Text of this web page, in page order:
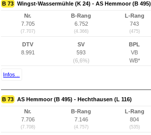
B 73 Wingst-Wassermühle (K 24) - AS Hemmoor (B 495)
Nr.
7.705
(7.707)
B-Rang
6.752
(4.366)
L-Rang
743
(475)
DTV
8.991
SV
593
(6,6%)
BPL
VB
WB*
Infos...
B 73 AS Hemmoor (B 495) - Hechthausen (L 116)
Nr.
7.706
(7.708)
B-Rang
7.146
(4.757)
L-Rang
804
(535)